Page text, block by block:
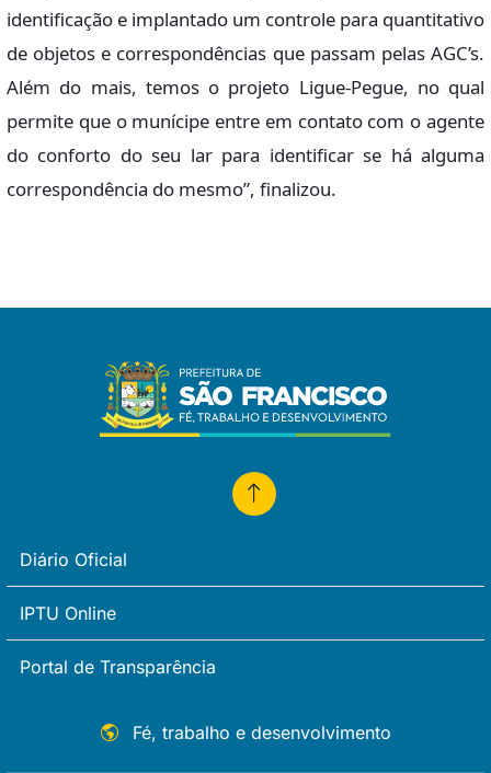
identificação e implantado um controle para quantitativo
de objetos e correspondências que passam pelas AGC’s.
Além do mais, temos o projeto Ligue-Pegue, no qual
permite que o munícipe entre em contato com o agente
do conforto do seu lar para identificar se há alguma
correspondência do mesmo”, finalizou.
Diário Oficial
IPTU Online
Portal de Transparência
Fé, trabalho e desenvolvimento